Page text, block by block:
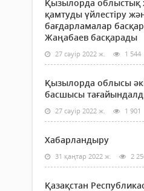
Қызылорда облыстық
қамтуды үйлестіру
бағдарламалар
Жаңабаев басқарады
27 сәуір 2022 ж. 1 544
Қызылорда облысы
басшысы
27 сәуір 2022 ж. 1 901
Хабарландыру
31 қаңтар 2022 ж. 2
Қазақстан